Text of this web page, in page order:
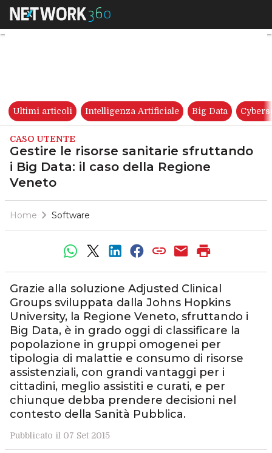
Gestire le risorse sanitarie
Ultimi articoli Intelligenza Artificiale Big Data
CASO UTENTE
Gestire le risorse sanitarie sfruttando
i Big Data: il caso della Regione
Veneto
Home Software
Grazie alla soluzione Adjusted Clinical
Groups sviluppata dalla Johns Hopkins
University, la Regione Veneto, sfruttando i
Big Data, è in grado oggi di classificare la
popolazione in gruppi omogenei per
tipologia di malattie e consumo di risorse
assistenziali, con grandi vantaggi per i
cittadini, meglio assistiti e curati, e per
chiunque debba prendere decisioni nel
contesto della Sanità Pubblica.
Pubblicato il 07 Set 2015